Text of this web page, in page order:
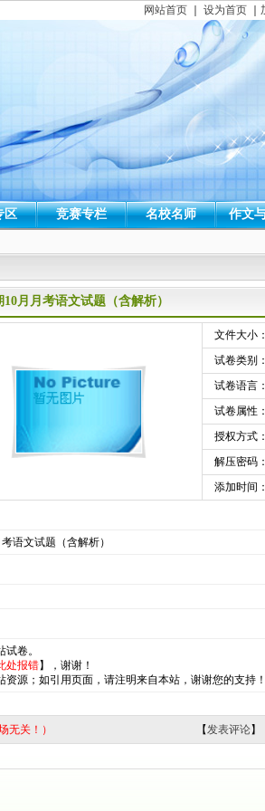
网站首页 设为首页
区 竞赛专栏 名校名师 作文
月月考语文试题（含解析）
文件大小
试卷类别
试卷语言
试卷属
授权方式
解压密码：
添加时间
语文试题（含解析）
卷。
处报错】，谢谢！
源；如引用页面，请注明来自本站，谢谢您的支持！
无关！） 【发表评论】